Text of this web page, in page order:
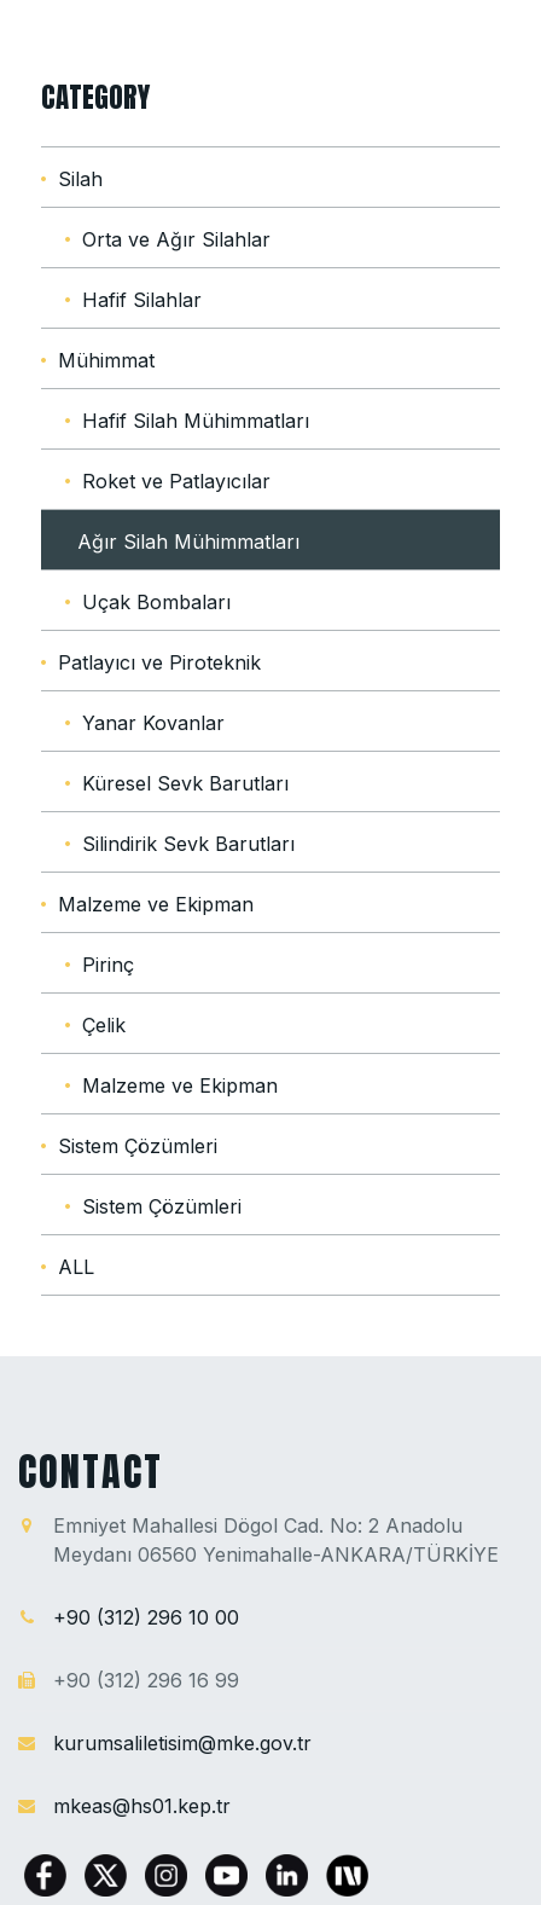
CATEGORY
Silah
Orta ve Ağır Silahlar
Hafif Silahlar
Mühimmat
Hafif Silah Mühimmatları
Roket ve Patlayıcılar
Ağır Silah Mühimmatları
Uçak Bombaları
Patlayıcı ve Piroteknik
Yanar Kovanlar
Küresel Sevk Barutları
Silindirik Sevk Barutları
Malzeme ve Ekipman
Pirinç
Çelik
Malzeme ve Ekipman
Sistem Çözümleri
Sistem Çözümleri
ALL
CONTACT
Emniyet Mahallesi Dögol Cad. No: 2 Anadolu
Meydanı 06560 Yenimahalle-ANKARA/TÜRKİYE
+90 (312) 296 10 00
+90 (312) 296 16 99
kurumsaliletisim@mke.gov.tr
mkeas@hs01.kep.tr